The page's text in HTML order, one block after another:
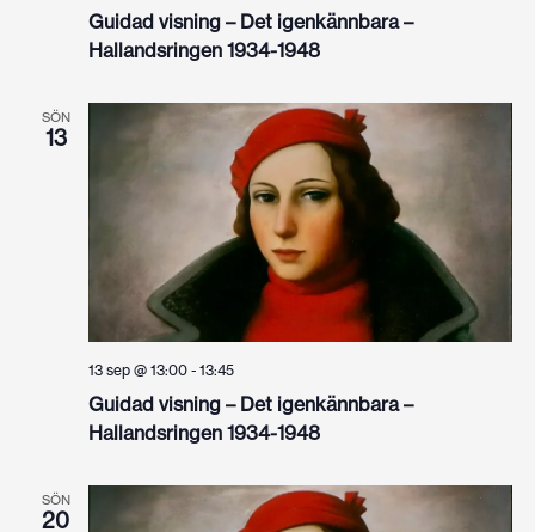
Guidad visning – Det igenkännbara –
Hallandsringen 1934-1948
SÖN
13
Guidad visning – Det igenkännbara –
Hallandsringen 1934-1948
13 sep @ 13:00- 13:45
SÖN
20